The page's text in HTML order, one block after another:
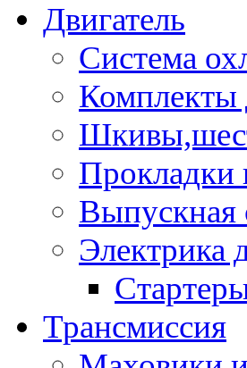
Двигатель
Система
Прокладки
Выпускная
Электрика
Трансмиссия